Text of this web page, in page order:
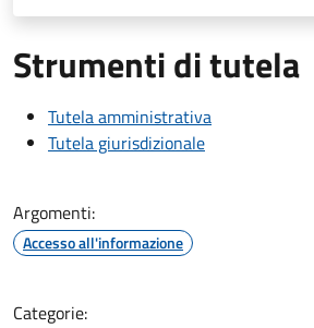
Strumenti di tutela
Tutela amministrativa
Tutela giurisdizionale
Argomenti:
Accesso all'informazione
Categorie: